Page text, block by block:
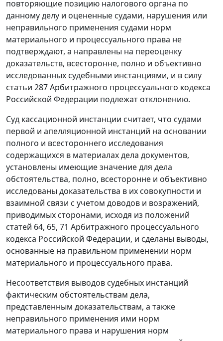
повторяющие позицию налогового органа по
данному делу и оцененные судами, нарушения или
неправильного применения судами норм
материального и процессуального права не
подтверждают, а направлены на переоценку
доказательств, всесторонне, полно и объективно
исследованных судебными инстанциями, и в силу
статьи 287Арбитражного процессуального кодекса
Российской Федерации подлежат отклонению.
Суд кассационной инстанции считает, что судами
первой и апелляционной инстанций на основании
полного и всестороннего исследования
содержащихся в материалах дела документов,
установлены имеющие значение для дела
обстоятельства, полно, всесторонне и объективно
исследованы доказательства в их совокупности и
взаимной связи с учетом доводов и возражений,
приводимых сторонами, исходя из положений
статей 64, 65, 71 Арбитражного процессуального
кодекса Российской Федерации, и сделаны выводы,
основанные на правильном применении норм
материального и процессуального права.
Несоответствия выводов судебных инстанций
фактическим обстоятельствам дела,
представленным доказательствам, а также
неправильного применения ими норм
материального права и нарушения норм